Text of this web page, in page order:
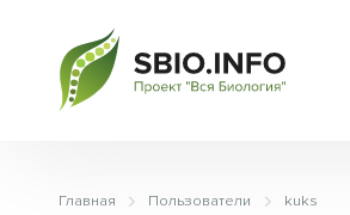
Главная Пользователи kuks